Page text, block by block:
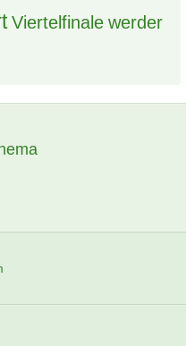
Viertelfinale werder